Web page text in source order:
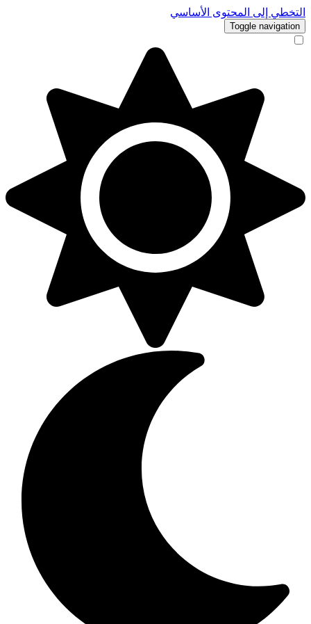
التخطي إلى المحتوى الأساسي
Toggle navigation